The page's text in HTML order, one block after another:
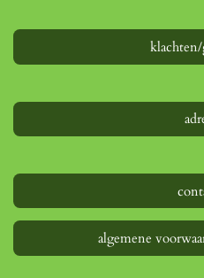
r
n
algemene